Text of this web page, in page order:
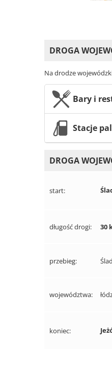
DROGA
Na drodze
Bary i
Stacje
DROGA
start:
długość drogi: 30
przebieg:
województwa:
koniec: